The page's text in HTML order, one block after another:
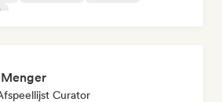
Curator